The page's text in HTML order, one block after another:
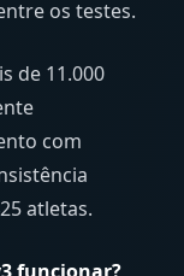
os testes.
de 11.000
com
atletas.